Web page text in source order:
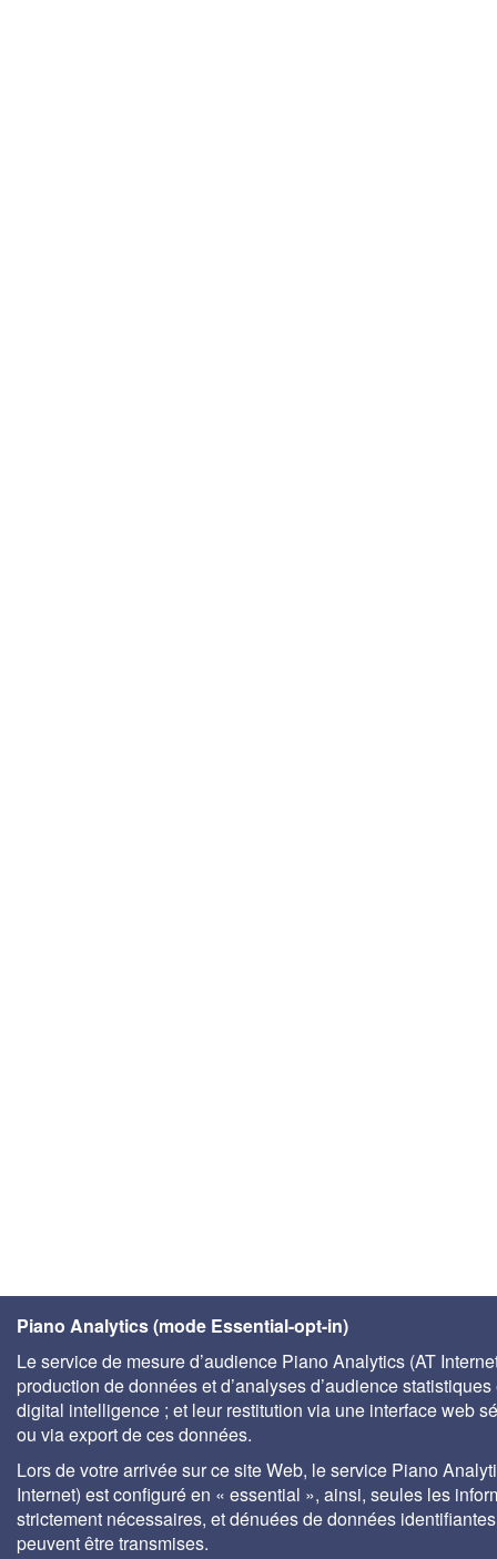
Piano Analytics (mode Essential-opt-in)
Le service de mesure d’audience Piano Analytics (AT
production de données et d’analyses d’audience statistiques
digital intelligence ; et leur restitution via une interface web
ou via export de ces données.
Lors de votre arrivée sur ce site Web, le service Piano
Internet) est configuré en « essential », ainsi, seules les
strictement nécessaires, et dénuées de données
peuvent être transmises.